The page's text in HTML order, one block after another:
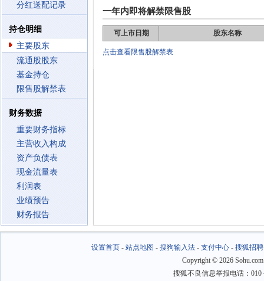
分红送配记录
持仓明细
主要股东
流通股股东
基金持仓
限售股解禁表
财务数据
重要财务指标
主营收入构成
资产负债表
现金流量表
利润表
业绩预告
财务报告
一年内即将解禁限售股
可上市日期 股东名称
点击查看限售股解禁表
设置首页- 站点地图 - 搜狗输入法- 支付中心- 搜狐招聘
Copyright © 2026
搜狐不良信息举报电话：010